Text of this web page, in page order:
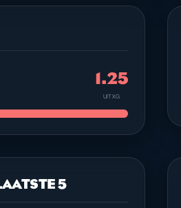
1.25
UIT XG
5